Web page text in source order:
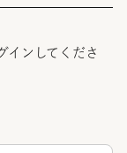
インしてくださ